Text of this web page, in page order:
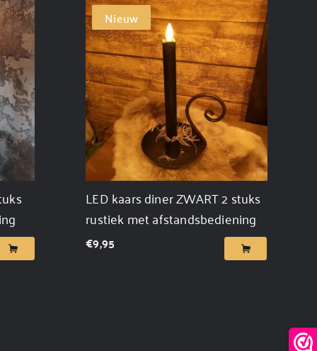
Nieuw
LED kaars diner ZWART 2 stuks
rustiek met afstandsbediening
€9,95